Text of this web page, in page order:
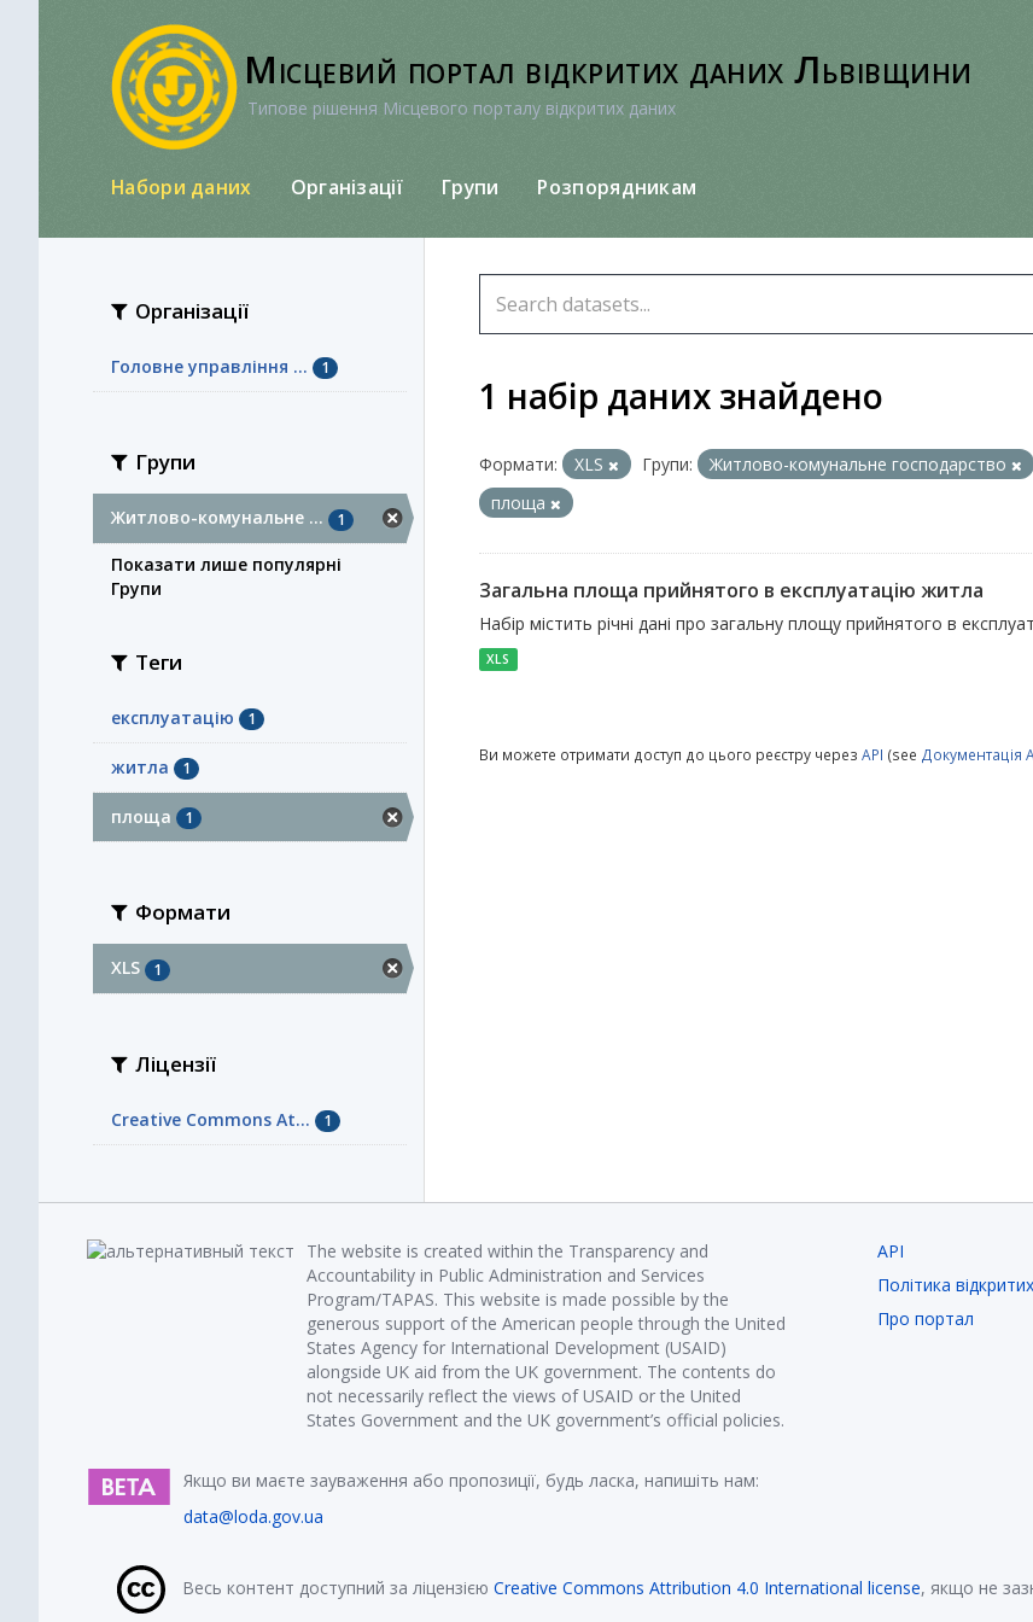
Місцевий портал відкритих даних Львівщини
Типове рішення Місцевого порталу відкритих даних
Набори даних Організації Групи Розпорядникам
Організації
Головне управління ... 1
Групи
Житлово-комунальне ... 1
Показати лише популярні
Групи
Теги
експлуатацію 1
житла 1
площа 1
Формати
XLS 1
Ліцензії
Creative Commons At... 1
1 набір даних знайдено
Формати: XLS Групи: Житлово-комунальне господарство
площа
Загальна площа прийнятого в експлуатацію житла
Набір містить річні дані про загальну площу прийнятого в
XLS
Ви можете отримати доступ до цього реєстру через API (see Документація
The website is created within the Transparency and
Accountability in Public Administration and Services
Program/TAPAS. This website is made possible by the
generous support of the American people through the United
States Agency for International Development (USAID)
alongside UK aid from the UK government. The contents do
not necessarily reflect the views of USAID or the United
States Government and the UK government’s official policies.
Якщо ви маєте зауваження або пропозиції, будь ласка, напишіть нам:
data@loda.gov.ua
API
Політика
Про портал
Весь контент доступний за ліцензією Creative Commons Attribution 4.0 International license, якщо не